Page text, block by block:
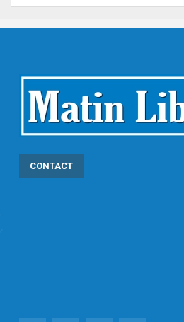
CONTACT